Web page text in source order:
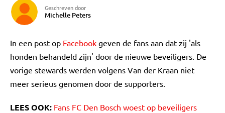
Geschreven door
Michelle Peters
In een post op Facebook geven de fans aan dat zij 'als
honden behandeld zijn' door de nieuwe beveiligers. De
vorige stewards werden volgens Van der Kraan niet
meer serieus genomen door de supporters.
LEES OOK: Fans FC Den Bosch woest op beveiligers